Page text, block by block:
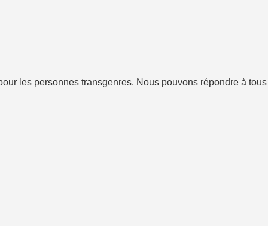
les personnes transgenres. Nous pouvons répondre à